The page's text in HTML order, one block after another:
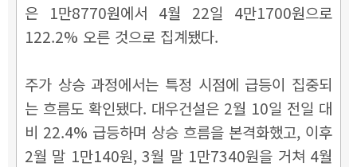
은 1만8770원에서 4월 22일 4만1700원으로
122.2% 오른 것으로 집계됐다.
주가 상승 과정에서는 특정 시점에 급등이 집중되
는 흐름도 확인됐다. 대우건설은 2월 10일 전일 대
비 22.4% 급등하며 상승 흐름을 본격화했고, 이후
2월 말 1만140원, 3월 말 1만7340원을 거쳐 4월